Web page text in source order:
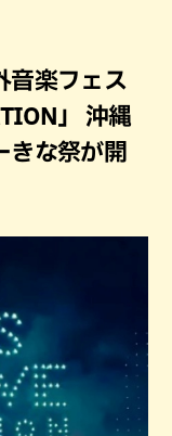
音楽フェス
」 沖縄
きな祭が開